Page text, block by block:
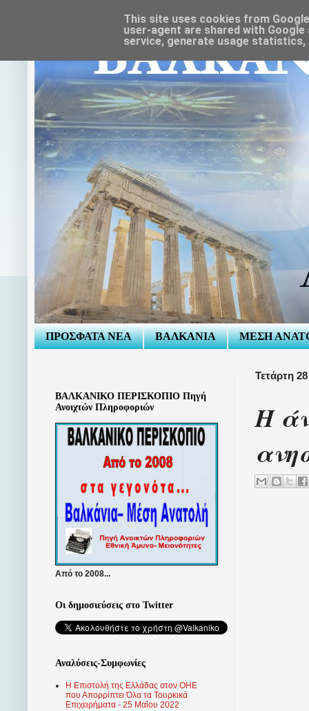
ΠΡΟΣΦΑΤΑ ΝΕΑ ΒΑΛΚΑΝΙΑ ΜΕΣΗ
Τετάρτη
Η
ΒΑΛΚΑΝΙΚΟ ΠΕΡΙΣΚΟΠΙΟ Πηγή
Ανοιχτών Πληροφοριών
Από το 2008...
Οι δημοσιεύσεις στο Twitter
Αναλύσεις-Συμφωνίες
Η Επιστολή της Ελλάδας στον ΟΗΕ
που Απορρίπτει Όλα τα Τουρκικά
Επιχειρήματα - 25 Μαΐου 2022
This site uses cookies from
user-agent are shared with
service, generate usage statistics,